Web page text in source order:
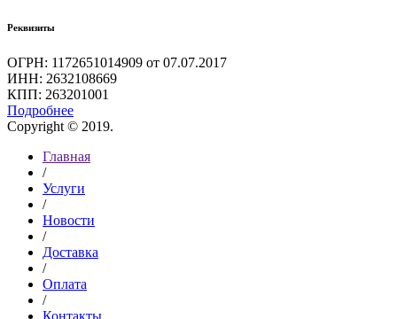
Реквизиты
ОГРН: 1172651014909 от 07.07.2017
ИНН: 2632108669
КПП: 263201001
Подробнее
Copyright © 2019.
Главная
/
Услуги
/
Новости
/
Доставка
/
Оплата
/
Контакты